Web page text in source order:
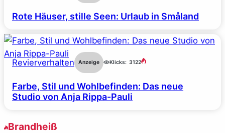
Rote Häuser, stille Seen: Urlaub in Småland
Revierverhalten Anzeige Klicks: 3122
Farbe, Stil und Wohlbefinden: Das neue
Studio von Anja Rippa-Pauli
Brandheiß